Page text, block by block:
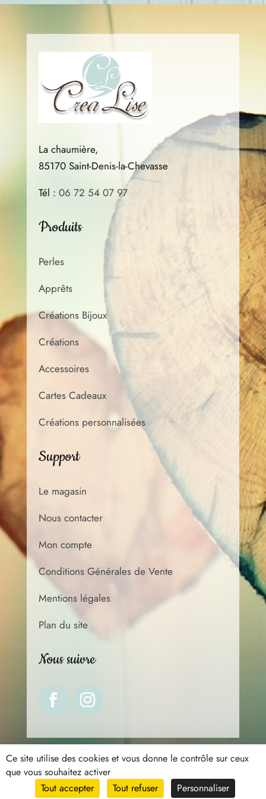
sur
sur
sur
La chaumière,
85170 Saint-Denis-la-Chevasse
Tél : 06 72 54 07 97
Produits
Perles
Apprêts
Créations Bijoux
Créations
Accessoires
Cartes Cadeaux
Créations personnalisées
Support
Le magasin
Nous contacter
Mon compte
Conditions Générales de Vente
Mentions légales
Plan du site
Nous suivre
©2026 Site réalisé par Ceralis
Ce site utilise des cookies et vous donne le contrôle sur ceux
que vous souhaitez activer
Tout accepter
Tout refuser Personnaliser